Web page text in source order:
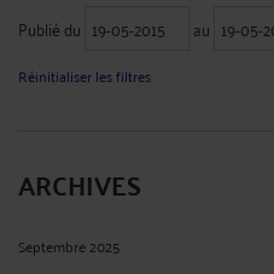
Publié du au
Réinitialiser les filtres
ARCHIVES
Septembre 2025